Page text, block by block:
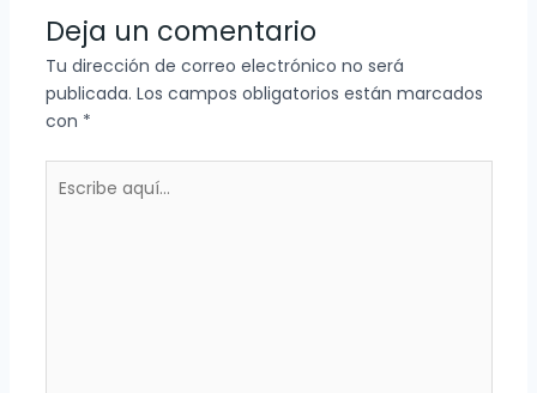
Deja un comentario
Tu dirección de correo electrónico no será
publicada. Los campos obligatorios están marcados
con *
aquí...